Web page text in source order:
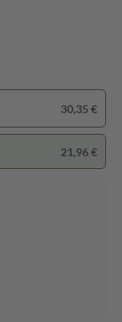
30,35 €
21,96 €